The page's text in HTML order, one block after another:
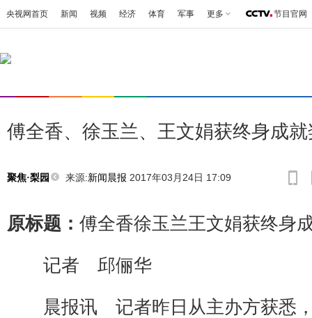
央视网首页 新闻 视频 经济 体育 军事 更多 节目官网
傅全香、徐玉兰、王文娟获终身成就
聚焦·梨园 来源:新闻晨报 2017年03月24日 17:09
原标题： 傅全香徐玉兰王文娟获终身
记者 邱俪华
晨报讯 记者昨日从主办方获悉，